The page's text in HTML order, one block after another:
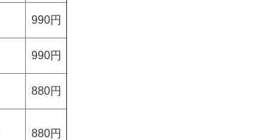
990円
990円
880円
880円